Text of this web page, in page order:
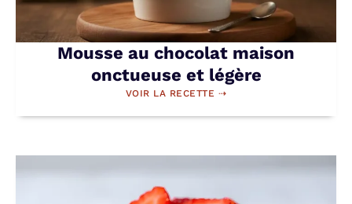
Mousse au chocolat maison
onctueuse et légère
VOIR LA RECETTE ⇢